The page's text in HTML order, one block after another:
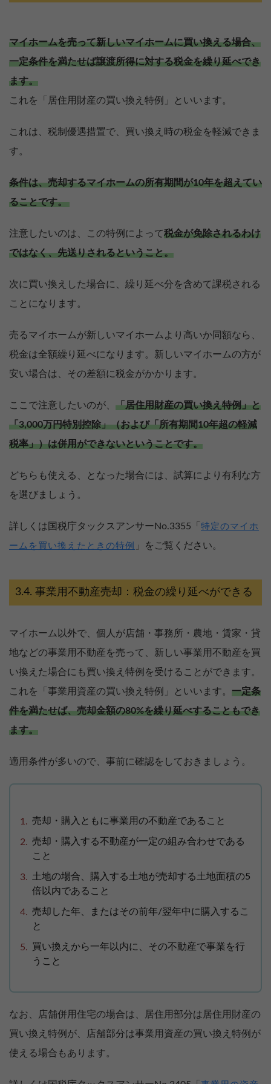
マイホームを売って新しいマイホームに買い換える場合、
一定条件を満たせば譲渡所得に対する税金を繰り延べでき
ます。
これを「居住用財産の買い換え特例」といいます。
これは、税制優遇措置で、買い換え時の税金を軽減できま
す。
条件は、売却するマイホームの所有期間が10年を超えてい
ることです。
注意したいのは、この特例によって税金が免除されるわけ
ではなく、先送りされるということ。
次に買い換えした場合に、繰り延べ分を含めて課税される
ことになります。
売るマイホームが新しいマイホームより高いか同額なら、
税金は全額繰り延べになります。新しいマイホームの方が
安い場合は、その差額に税金がかかります。
ここで注意したいのが、 「居住用財産の買い換え特例」と
「3,000万円特別控除」（および「所有期間10年超の軽減
税率」）は併用ができないということです。
どちらも使える、となった場合には、試算により有利な方
を選びましょう。
詳しくは国税庁タックスアンサーNo.3355「 特定のマイホ
ームを買い換えたときの特例 」をご覧ください。
事業用不動産売却：税金の繰り延べができる
マイホーム以外で、個人が店舗・事務所・農地・賃家・貸
地などの事業用不動産を売って、新しい事業用不動産を買
い換えた場合にも買い換え特例を受けることができます。
これを「事業用資産の買い換え特例」といいます。 一定条
件を満たせば、売却金額の80%を繰り延べすることもでき
ます。
適用条件が多いので、事前に確認をしておきましょう。
売却・購入ともに事業用の不動産であること
売却・購入する不動産が一定の組み合わせである
こと
土地の場合、購入する土地が売却する土地面積の5
倍以内であること
売却した年、またはその前年/翌年中に購入するこ
と
買い換えから一年以内に、その不動産で事業を行
うこと
なお、店舗併用住宅の場合は、居住用部分は居住用財産の
買い換え特例が、店舗部分は事業用資産の買い換え特例が
使える場合もあります。